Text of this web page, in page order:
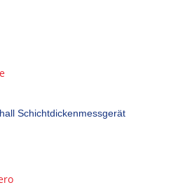
Schichtdickenmessgerät